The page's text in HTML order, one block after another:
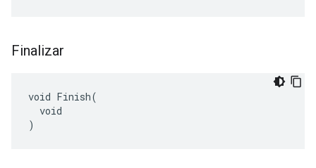
Finalizar
void Finish(
  void
)